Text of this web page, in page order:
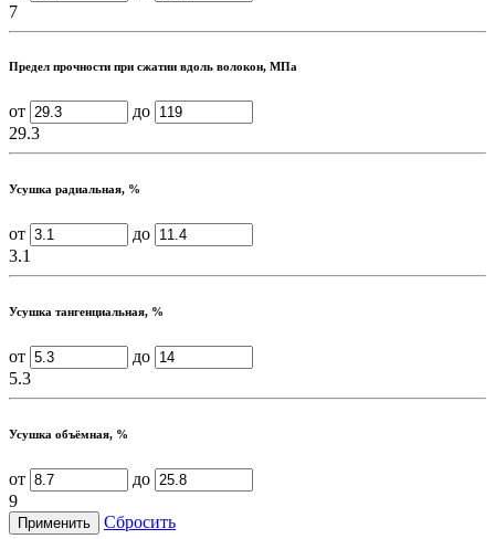
7
Предел прочности при сжатии вдоль волокон, МПа
от
до
29.3
Усушка радиальная, %
от
до
3.1
Усушка тангенциальная, %
от
до
5.3
Усушка объёмная, %
от
до
9
Сбросить